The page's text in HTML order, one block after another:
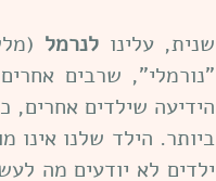
שנית, עלינו לנרמל
"נורמלי", שרבים
הידיעה שילדים אחרים,
ביותר. הילד שלנו אינו
ילדים לא יודעים מה